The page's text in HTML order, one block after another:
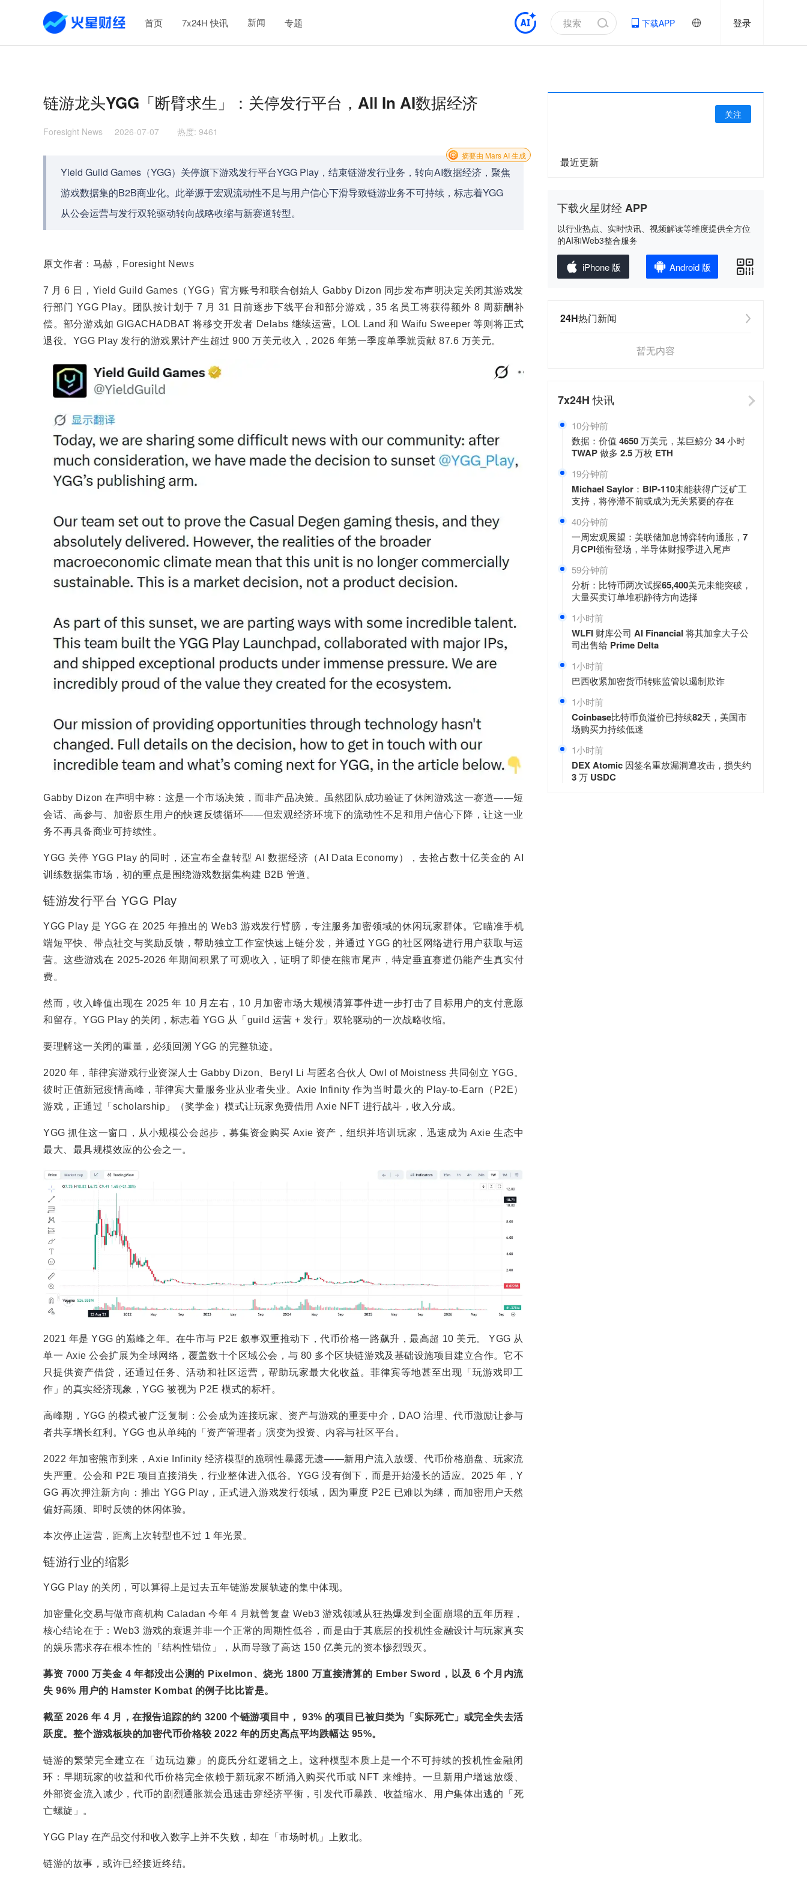
首页 7x24H 快讯 新闻 专题 下载APP 登录
链游龙头YGG「断臂求生」：关停发行平台，All In AI数据经济
Foresight News 2026-07-07 热度: 9461
Yield Guild Games（YGG）关停旗下游戏发行平台YGG Play，结束链游发行业务，转向AI数据经济，聚焦
游戏数据集的B2B商业化。此举源于宏观流动性不足与用户信心下滑导致链游业务不可持续，标志着YGG
从公会运营与发行双轮驱动转向战略收缩与新赛道转型。
摘要由 Mars AI 生成
原文作者：马赫，Foresight News
7 月 6 日，Yield Guild Games（YGG）官方账号和联合创始人 Gabby Dizon 同步发布声明决定关闭其游戏发
行部门 YGG Play。团队按计划于 7 月 31 日前逐步下线平台和部分游戏，35 名员工将获得额外 8 周薪酬补
偿。部分游戏如 GIGACHADBAT 将移交开发者 Delabs 继续运营。LOL Land 和 Waifu Sweeper 等则将正式
退役。YGG Play 发行的游戏累计产生超过 900 万美元收入，2026 年第一季度单季就贡献 87.6 万美元。
Gabby Dizon 在声明中称：这是一个市场决策，而非产品决策。虽然团队成功验证了休闲游戏这一赛道——短
会话、高参与、加密原生用户的快速反馈循环——但宏观经济环境下的流动性不足和用户信心下降，让这一业
务不再具备商业可持续性。
YGG 关停 YGG Play 的同时，还宣布全盘转型 AI 数据经济（AI Data Economy），去抢占数十亿美金的 AI
训练数据集市场，初的重点是围绕游戏数据集构建 B2B 管道。
链游发行平台 YGG Play
YGG Play 是 YGG 在 2025 年推出的 Web3 游戏发行臂膀，专注服务加密领域的休闲玩家群体。它瞄准手机
端短平快、带点社交与奖励反馈，帮助独立工作室快速上链分发，并通过 YGG 的社区网络进行用户获取与运
营。这些游戏在 2025-2026 年期间积累了可观收入，证明了即使在熊市尾声，特定垂直赛道仍能产生真实付
费。
然而，收入峰值出现在 2025 年 10 月左右，10 月加密市场大规模清算事件进一步打击了目标用户的支付意愿
和留存。YGG Play 的关闭，标志着 YGG 从「guild 运营 + 发行」双轮驱动的一次战略收缩。
要理解这一关闭的重量，必须回溯 YGG 的完整轨迹。
2020 年，菲律宾游戏行业资深人士 Gabby Dizon、Beryl Li 与匿名合伙人 Owl of Moistness 共同创立 YGG。
彼时正值新冠疫情高峰，菲律宾大量服务业从业者失业。Axie Infinity 作为当时最火的 Play-to-Earn（P2E）
游戏，正通过「scholarship」（奖学金）模式让玩家免费借用 Axie NFT 进行战斗，收入分成。
YGG 抓住这一窗口，从小规模公会起步，募集资金购买 Axie 资产，组织并培训玩家，迅速成为 Axie 生态中
最大、最具规模效应的公会之一。
2021 年是 YGG 的巅峰之年。在牛市与 P2E 叙事双重推动下，代币价格一路飙升，最高超 10 美元。 YGG 从
单一 Axie 公会扩展为全球网络，覆盖数十个区域公会，与 80 多个区块链游戏及基础设施项目建立合作。它不
只提供资产借贷，还通过任务、活动和社区运营，帮助玩家最大化收益。菲律宾等地甚至出现「玩游戏即工
作」的真实经济现象，YGG 被视为 P2E 模式的标杆。
高峰期，YGG 的模式被广泛复制：公会成为连接玩家、资产与游戏的重要中介，DAO 治理、代币激励让参与
者共享增长红利。YGG 也从单纯的「资产管理者」演变为投资、内容与社区平台。
2022 年加密熊市到来，Axie Infinity 经济模型的脆弱性暴露无遗——新用户流入放缓、代币价格崩盘、玩家流
失严重。公会和 P2E 项目直接消失，行业整体进入低谷。YGG 没有倒下，而是开始漫长的适应。2025 年，Y
GG 再次押注新方向：推出 YGG Play，正式进入游戏发行领域，因为重度 P2E 已难以为继，而加密用户天然
偏好高频、即时反馈的休闲体验。
本次停止运营，距离上次转型也不过 1 年光景。
链游行业的缩影
YGG Play 的关闭，可以算得上是过去五年链游发展轨迹的集中体现。
加密量化交易与做市商机构 Caladan 今年 4 月就曾复盘 Web3 游戏领域从狂热爆发到全面崩塌的五年历程，
核心结论在于：Web3 游戏的衰退并非一个正常的周期性低谷，而是由于其底层的投机性金融设计与玩家真实
的娱乐需求存在根本性的「结构性错位」，从而导致了高达 150 亿美元的资本惨烈毁灭。
募资 7000 万美金 4 年都没出公测的 Pixelmon、烧光 1800 万直接清算的 Ember Sword，以及 6 个月内流
失 96% 用户的 Hamster Kombat 的例子比比皆是。
截至 2026 年 4 月，在报告追踪的约 3200 个链游项目中， 93% 的项目已被归类为「实际死亡」或完全失去活
跃度。整个游戏板块的加密代币价格较 2022 年的历史高点平均跌幅达 95%。
链游的繁荣完全建立在「边玩边赚」的庞氏分红逻辑之上。这种模型本质上是一个不可持续的投机性金融闭
环：早期玩家的收益和代币价格完全依赖于新玩家不断涌入购买代币或 NFT 来维持。一旦新用户增速放缓、
外部资金流入减少，代币的剧烈通胀就会迅速击穿经济平衡，引发代币暴跌、收益缩水、用户集体出逃的「死
亡螺旋」。
YGG Play 在产品交付和收入数字上并不失败，却在「市场时机」上败北。
链游的故事，或许已经接近终结。
关注
最近更新
下载火星财经 APP
以行业热点、实时快讯、视频解读等维度提供全方位
的AI和Web3整合服务
iPhone 版 Android 版
24H热门新闻
暂无内容
7x24H快讯
10分钟前
数据：价值 4650 万美元，某巨鲸分 34 小时
TWAP 做多 2.5 万枚 ETH
19分钟前
Michael Saylor：BIP-110未能获得广泛矿工
支持，将停滞不前或成为无关紧要的存在
40分钟前
一周宏观展望：美联储加息博弈转向通胀，7
月CPI领衔登场，半导体财报季进入尾声
59分钟前
分析：比特币两次试探65,400美元未能突破，
大量买卖订单堆积静待方向选择
1小时前
WLFI 财库公司 AI Financial 将其加拿大子公
司出售给 Prime Delta
1小时前
巴西收紧加密货币转账监管以遏制欺诈
1小时前
Coinbase比特币负溢价已持续82天，美国市
场购买力持续低迷
1小时前
DEX Atomic 因签名重放漏洞遭攻击，损失约
3 万 USDC